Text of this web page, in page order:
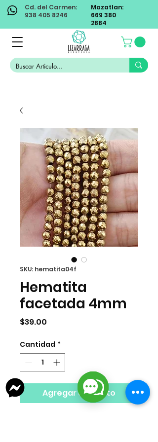
Cd. del Carmen:
938 405 8246
Mazatlan:
669 380
2884
SKU: hematita04f
Hematita
facetada 4mm
$39.00
Cantidad *
Agregar al carrito